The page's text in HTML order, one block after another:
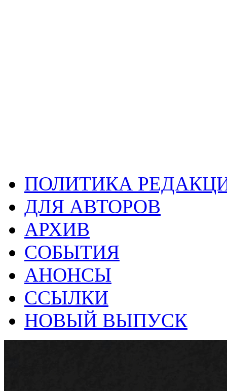
ПОЛИТИКА
ДЛЯ АВТОРОВ
АРХИВ
СОБЫТИЯ
АНОНСЫ
ССЫЛКИ
НОВЫЙ ВЫПУСК